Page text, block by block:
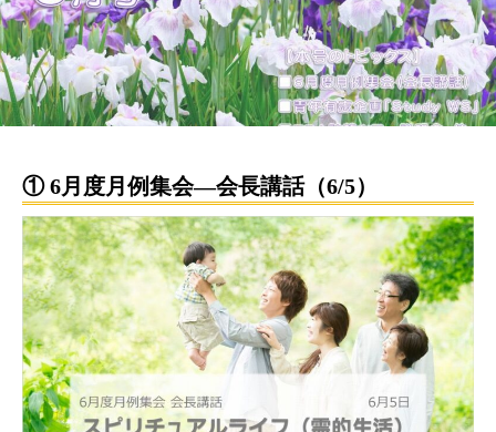
① 6月度月例集会―会長講話（6/5）